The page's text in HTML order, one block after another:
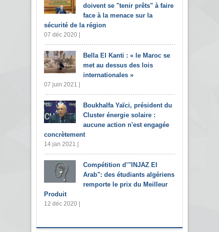
doivent se "tenir prêts" à faire
face à la menace sur la
sécurité de la région
07 déc 2020 |
Bella El Kanti : « le Maroc se
met au dessus des lois
internationales »
07 juin 2021 |
Boukhalfa Yaïci, président du
Cluster énergie solaire :
aucune action n'est engagée
concrètement
14 jan 2021 |
Compétition d’"INJAZ El
Arab": des étudiants algériens
remporte le prix du Meilleur
Produit
12 déc 2020 |